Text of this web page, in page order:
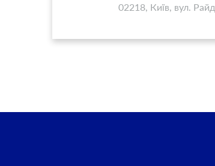
02218, Київ, вул.